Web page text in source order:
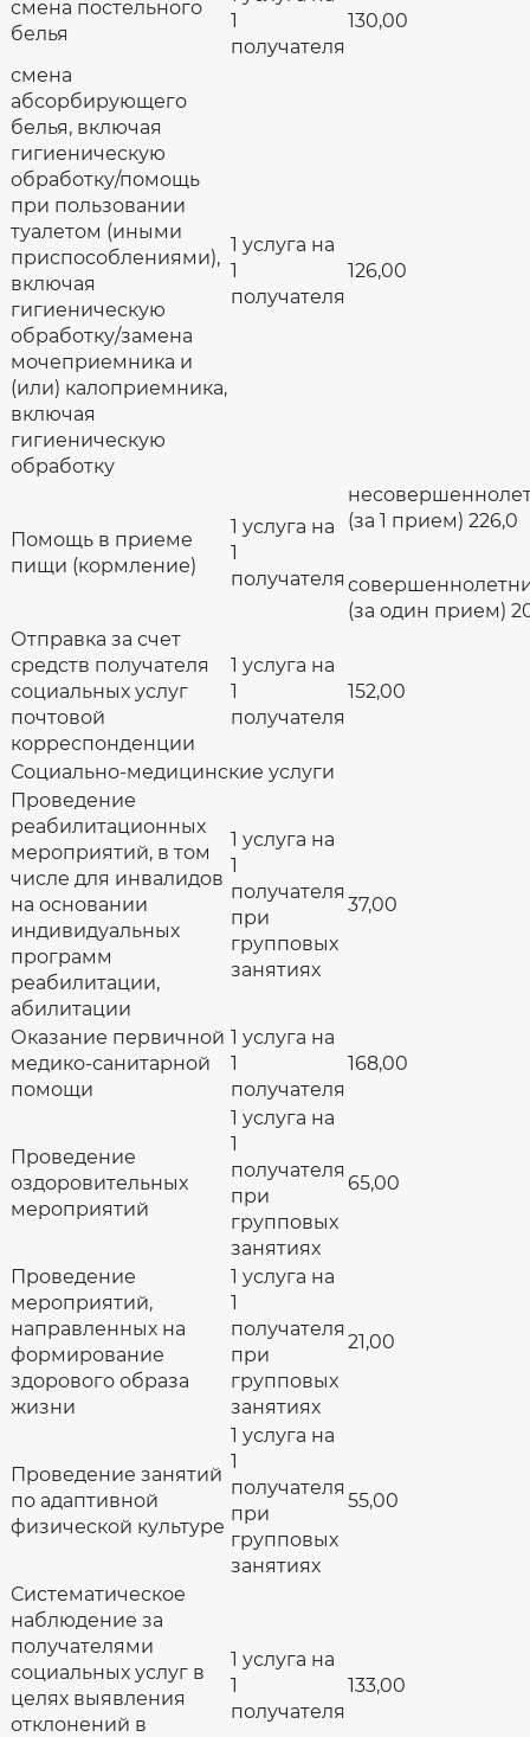
смена постельного
белья
1
получателя
130,00
смена
абсорбирующего
белья, включая
гигиеническую
обработку/помощь
при пользовании
туалетом (иными
приспособлениями),
включая
гигиеническую
обработку/замена
мочеприемника и
(или) калоприемника,
включая
гигиеническую
обработку
1 услуга на
1
получателя
126,00
Помощь в приеме
пищи (кормление)
1 услуга на
1
получателя
(за 1 прием) 226,0
(за один прием)
Отправка за счет
средств получателя
социальных услуг
почтовой
корреспонденции
1 услуга на
1
получателя
152,00
Социально-медицинские услуги
Проведение
реабилитационных
мероприятий, в том
числе для инвалидов
на основании
индивидуальных
программ
реабилитации,
абилитации
1 услуга на
1
получателя
при
групповых
занятиях
37,00
Оказание первичной
медико-санитарной
помощи
1 услуга на
1
получателя
168,00
Проведение
оздоровительных
мероприятий
1 услуга на
1
получателя
при
групповых
занятиях
65,00
Проведение
мероприятий,
направленных на
формирование
здорового образа
жизни
1 услуга на
1
получателя
при
групповых
занятиях
21,00
Проведение занятий
по адаптивной
физической культуре
1 услуга на
1
получателя
при
групповых
занятиях
55,00
Систематическое
наблюдение за
получателями
социальных услуг в
целях выявления
отклонений в
1 услуга на
1
получателя
133,00